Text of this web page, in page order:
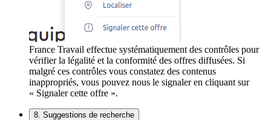
France Travail effectue systématiquement des contrôles pour
vérifier la légalité et la conformité des offres diffusées. Si
malgré ces contrôles vous constatez des contenus
inappropriés, vous pouvez nous le signaler en cliquant sur
« Signaler cette offre ».
8. Suggestions de recherche